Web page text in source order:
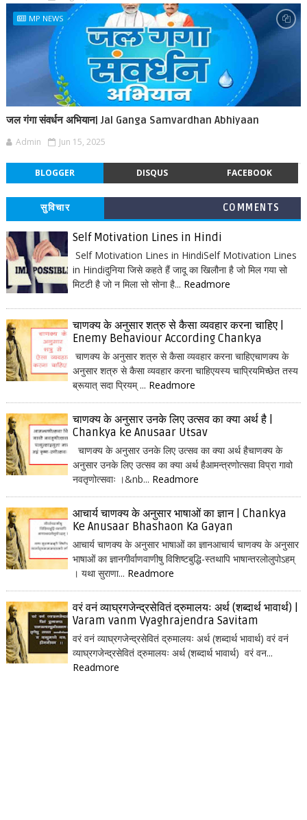
MP NEWS
जल गंगा संवर्धन अभियान| Jal Ganga Samvardhan Abhiyaan
Admin Jun 15, 2025
BLOGGER DISQUS FACEBOOK
सुविचार COMMENTS
Self Motivation Lines in Hindi
Self Motivation Lines in HindiSelf Motivation Lines
in Hindiदुनिया जिसे कहते हैं जादू का खिलौना है जो मिल गया सो
मिटटी है जो न मिला सो सोना है... Readmore
चाणक्य के अनुसार शत्रु से कैसा व्यवहार करना चाहिए |
Enemy Behaviour According Chankya
चाणक्य के अनुसार शत्रु से कैसा व्यवहार करना चाहिएचाणक्य के
अनुसार शत्रु से कैसा व्यवहार करना चाहिएयस्य चाप्रियमिच्छेत तस्य
ब्रूयात् सदा प्रियम् ... Readmore
चाणक्य के अनुसार उनके लिए उत्सव का क्या अर्थ है |
Chankya ke Anusaar Utsav
चाणक्य के अनुसार उनके लिए उत्सव का क्या अर्थ हैचाणक्य के
अनुसार उनके लिए उत्सव का क्या अर्थ हैआमन्त्रणोत्सवा विप्रा गावो
नवतृणोत्सवाः ।&nb... Readmore
आचार्य चाणक्य के अनुसार भाषाओं का ज्ञान | Chankya
Ke Anusaar Bhashaon Ka Gayan
आचार्य चाणक्य के अनुसार भाषाओं का ज्ञानआचार्य चाणक्य के अनुसार
भाषाओं का ज्ञानगीर्वाणवाणीषु विशिष्टबुद्धि-स्तथापि भाषान्तरलोलुपोऽहम्
। यथा सुराणा... Readmore
वरं वनं व्याघ्रगजेन्द्रसेवितं द्रुमालयः अर्थ (शब्दार्थ भावार्थ) |
Varam vanm Vyaghrajendra Savitam
वरं वनं व्याघ्रगजेन्द्रसेवितं द्रुमालयः अर्थ (शब्दार्थ भावार्थ) वरं वनं
व्याघ्रगजेन्द्रसेवितं द्रुमालयः अर्थ (शब्दार्थ भावार्थ) वरं वन...
Readmore